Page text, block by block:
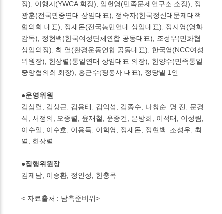
장), 이행자(YWCA 회장), 임헌영(민족문제연구소 소장), 정
광훈(전국민중연대 상임대표), 정숙자(한국정신대문제대책
협의회 대표), 정재돈(전국농민연대 상임대표), 정지영(영화
감독), 정현백(한국여성단체연합 공동대표), 조성우(민화협
상임의장), 최 열(환경운동연합 공동대표), 한국염(NCC여성
위원장), 한상렬(통일연대 상임대표 의장), 한양수(민족통일
중앙협의회 회장), 홍근수(평통사 대표), 정당별 1인
●운영위원
김삼렬, 김상근, 김용태, 김익섭, 김종수, 나창순, 명 진, 문경
식, 서정의, 오종렬, 윤재철, 윤종건, 은방희, 이석태, 이성림,
이수일, 이수호, 이용득, 이학영, 정재돈, 정현백, 조성우, 최
열, 한상렬
●집행위원장
김제남, 이승환, 정인성, 한충목
< 자료출처 : 남측준비위>